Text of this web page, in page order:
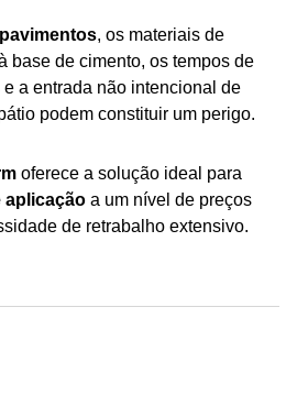
, os materiais de
base de cimento, os tempos de
a entrada não intencional de
podem constituir um perigo.
oferece a solução ideal para
aplicação a um nível de preços
de retrabalho extensivo.